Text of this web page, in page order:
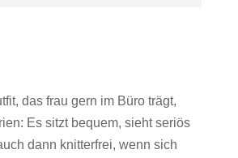
das frau gern im Büro trägt,
Es sitzt bequem, sieht seriös
dann knitterfrei, wenn sich